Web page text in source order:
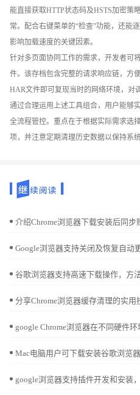
能直接获取HTTP状态码及HSTS加密策
常。配合右键菜单的“检查”功能，还能
影响加载速度的关键因素。
针对多页面协同工作的需求，开发者可
件。该存档包含完整的请求响应链，方
HAR文件即可复现当时的网络环境，对
通过合理运用上述工具组合，用户能够
全流程管控。重点在于根据实际需求选
项，并注意定期清理历史数据以保持系统